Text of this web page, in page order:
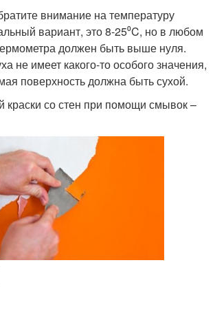
внимание на температуру
вариант, это 8-25⁰C, но в любом
должен быть выше нуля.
не имеет какого-то особого значения,
поверхность должна быть сухой.
краски со стен при помощи смывок –